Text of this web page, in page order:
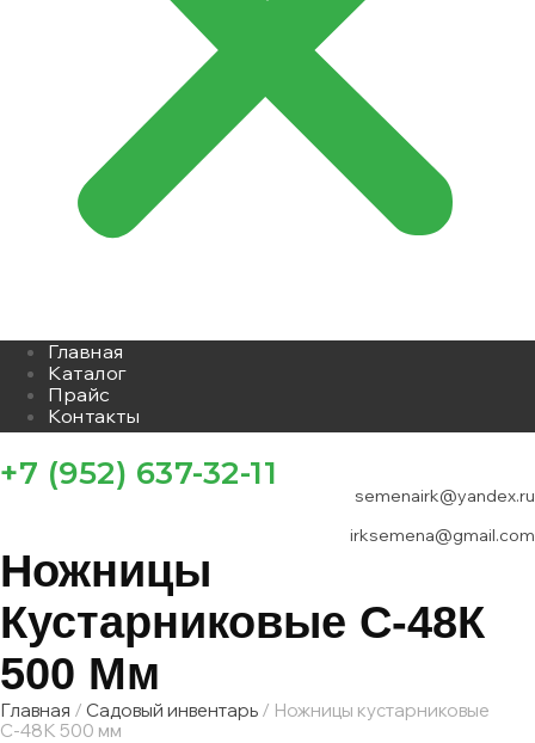
Главная
Каталог
Прайс
Контакты
+7 (952) 637-32-11
semenairk@yandex.ru
irksemena@gmail.com
Ножницы
Кустарниковые С-48К
500 Мм
Главная / Садовый инвентарь / Ножницы кустарниковые
С-48К 500 мм